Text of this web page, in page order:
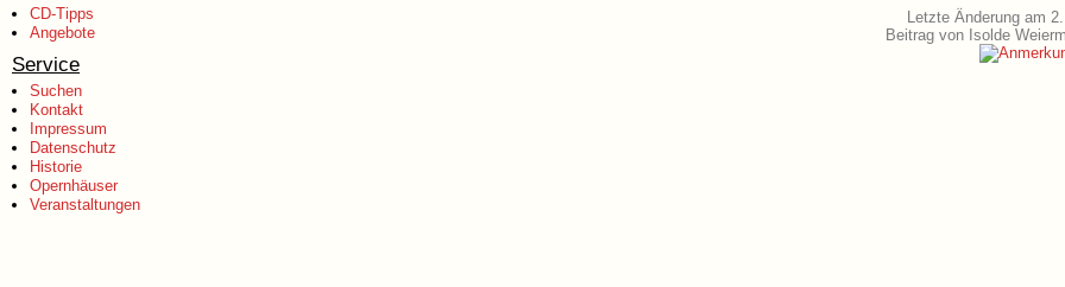
CD-Tipps
Angebote
Service
Suchen
Kontakt
Impressum
Datenschutz
Historie
Opernhäuser
Veranstaltungen
Letzte Änderung am
Beitrag von Isolde